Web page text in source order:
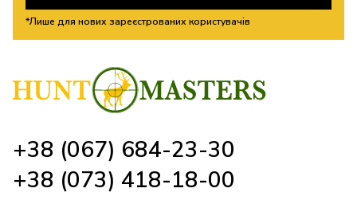
*Лише для нових зареєстрованих користувачів
+38 (067) 684-23-30
+38 (073) 418-18-00